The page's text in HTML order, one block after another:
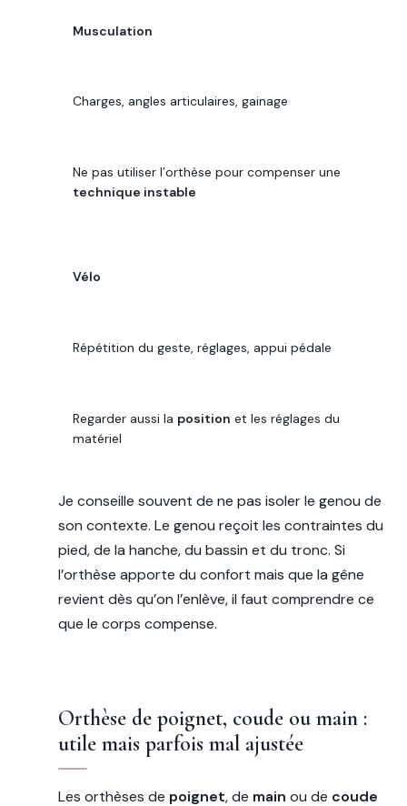
Musculation
Charges, angles articulaires, gainage
Ne pas utiliser l’orthèse pour compenser une
technique instable
Vélo
Répétition du geste, réglages, appui pédale
Regarder aussi la position et les réglages du
matériel
Je conseille souvent de ne pas isoler le genou de
son contexte. Le genou reçoit les contraintes du
pied, de la hanche, du bassin et du tronc. Si
l’orthèse apporte du confort mais que la gêne
revient dès qu’on l’enlève, il faut comprendre ce
que le corps compense.
Orthèse de poignet, coude ou main :
utile mais parfois mal ajustée
Les orthèses de poignet, de main ou de coude